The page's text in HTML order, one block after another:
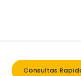
Consultas